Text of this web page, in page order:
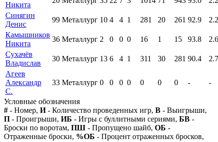
Никита
Синягин
Денис
99 Металлург 10 4 4 1 281 20 261 92.9
Камышников
Никита
36 Металлург 2 0 0 0 16 1 15 93.8
Сухачёв
Владислав
30 Металлург 13 6 4 1 311 30 281 90.4
Агеев
Александр
С.
33 Металлург 0 0 0 0 0 0 0 - -
Условные обозначения
# - Номер, И- Количество проведенных игр, В - Выигрыши,
П - Проигрыши, ИБ - Игры с буллитными сериями, БВ -
Броски по воротам, ПШ - Пропущено шайб, ОБ -
Отраженные броски, %ОБ - Процент отраженных бросков,